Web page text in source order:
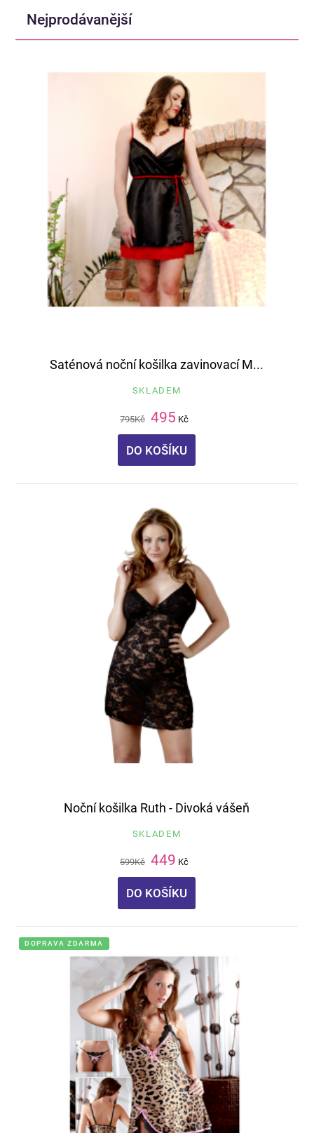
Nejprodávanější
Saténová noční košilka zavinovací M...
SKLADEM
795Kč 495 Kč
DO KOŠÍKU
Noční košilka Ruth - Divoká vášeň
SKLADEM
599Kč 449 Kč
DO KOŠÍKU
DOPRAVA ZDARMA